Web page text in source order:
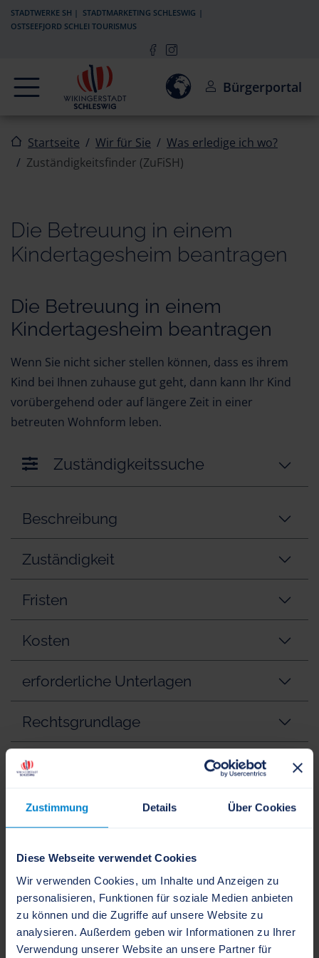
Zustimmung Details Über Cookies
Diese Webseite verwendet Cookies
Wir verwenden Cookies, um Inhalte und Anzeigen zu
personalisieren, Funktionen für soziale Medien anbieten
zu können und die Zugriffe auf unsere Website zu
analysieren. Außerdem geben wir Informationen zu Ihrer
Verwendung unserer Website an unsere Partner für
Zur Navigation springen
Zum Inhalt springen
STADTWERKE SH
STADTMARKETING SCHLESWIG
OSTSEEFJORD SCHLEI TOURISMUS
Navigation Einwilligung zur Aktivierung
Bürgerportal
Startseite Wir für Sie
Was erledige ich wo?
Zuständigkeitsfinder (ZuFiSH)
Die Betreuung in einem
Kindertagesheim beantragen
Die Betreuung in einem
Kindertagesheim beantragen
Wenn Sie nicht sicher stellen können, dass es ihrem
Kind bei Ihnen zuhause gut geht, dann kann Ihr Kind
vorübergehend oder auf längere Zeit in einer
betreuten Wohnform leben.
Zuständigkeitssuche
Beschreibung
Zuständigkeit
Fristen
Kosten
erforderliche Unterlagen
Rechtsgrundlage
verwandte Vorgänge
Ansprechpartner
Kreis Schleswig-Flensburg -
Fachbereich Jugend und Familie
Moltkestraße 25
24837 Schleswig